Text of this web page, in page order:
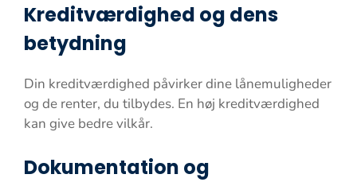
Kreditværdighed og dens
betydning
Din kreditværdighed påvirker dine lånemuligheder
og de renter, du tilbydes. En høj kreditværdighed
kan give bedre vilkår.
Dokumentation og